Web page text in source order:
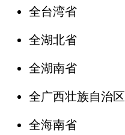
全台湾省
全湖北省
全湖南省
全广西壮族自治区
全海南省